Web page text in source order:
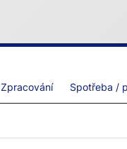
Zpracování Spotřeba /